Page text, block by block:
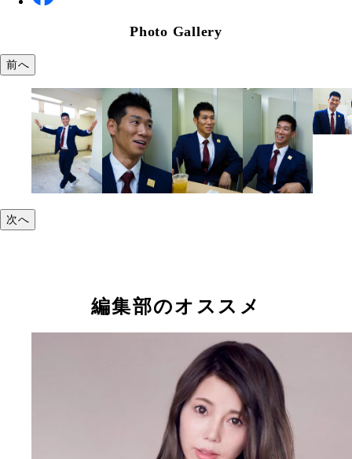
Photo Gallery
前へ
次へ
編集部のオススメ